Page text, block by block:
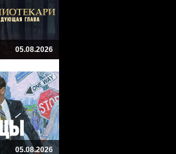
05.08.2026
05.08.2026